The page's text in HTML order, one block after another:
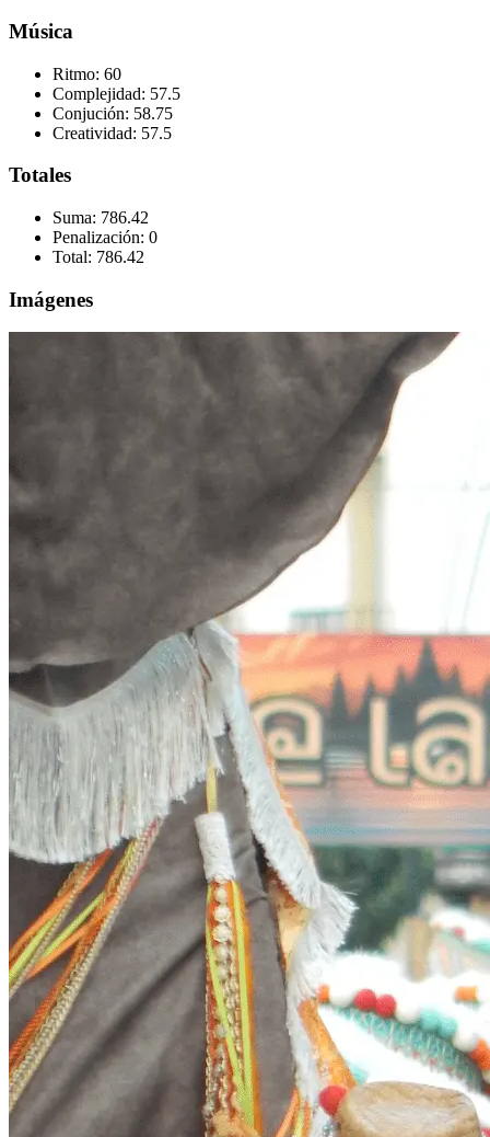
Música
Ritmo: 60
Complejidad: 57.5
Conjución: 58.75
Creatividad: 57.5
Totales
Suma: 786.42
Penalización: 0
Total: 786.42
Imágenes